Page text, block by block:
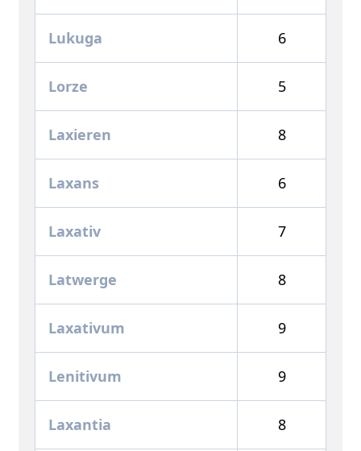
Lukuga 6
Lorze 5
Laxieren 8
Laxans 6
Laxativ 7
Latwerge 8
Laxativum 9
Lenitivum 9
Laxantia 8